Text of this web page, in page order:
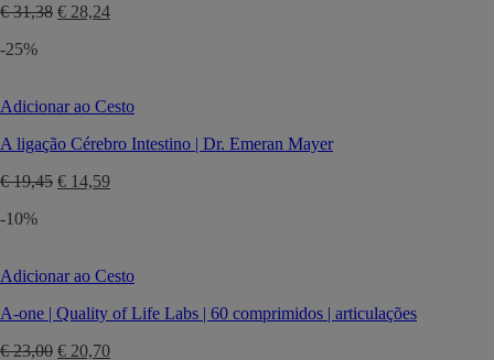
€31,38 O
€ 28,24O
-25%
Adicionar ao Cesto
A ligação Cérebro Intestino | Dr. Emeran Mayer
€19,45 O
€ 14,59O
-10%
Adicionar ao Cesto
A-one | Quality of Life Labs | 60 comprimidos | articulações
€23,00 O
€ 20,70O